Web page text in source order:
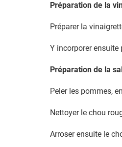
Préparation de la
Préparer la
Y incorporer ensuite
Préparation de la
Peler les pommes,
Nettoyer le chou
Arroser ensuite le